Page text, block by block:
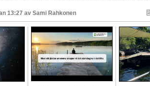
13:27 av Sami Rahkonen